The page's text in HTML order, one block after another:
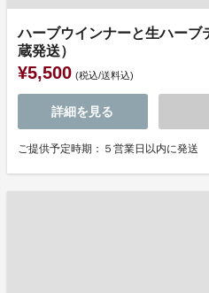
ハーブウインナーと生ハーブ
蔵発送）
¥5,500 (税込/送料込)
詳細を見る
ご提供予定時期：５営業日以内に発送